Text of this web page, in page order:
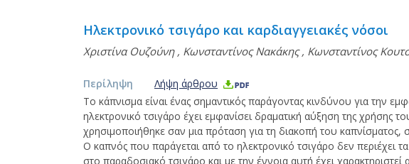
Ηλεκτρονικό τσιγάρο και καρδιαγγειακές νόσοι
Χριστίνα Ουζούνη, Κωνσταντίνος Νακάκης, Κωνσταντίνος
Περίληψη
Λήψη άρθρου
Το κάπνισμα είναι ένας σημαντικός παράγοντας κινδύνου για την
ηλεκτρονικό τσιγάρο έχει εμφανίσει δραματική αύξηση της χρήσης
χρησιμοποιήθηκε σαν μια πρόταση για τη διακοπή του καπνίσματος,
Ο καπνός που παράγεται από το ηλεκτρονικό τσιγάρο δεν περιέχει
στο παραδοσιακό τσιγάρο και με την έννοια αυτή έχει